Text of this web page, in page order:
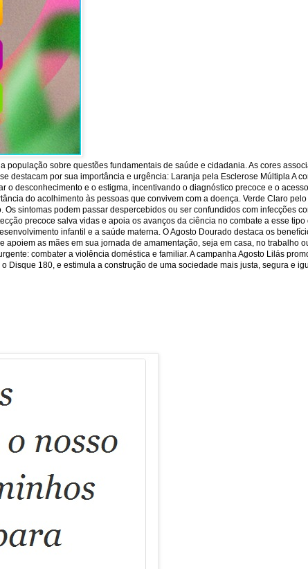
sobre questões fundamentais de saúde e cidadania. As cores
destacam por sua importância e urgência: Laranja pela Esclerose Múltipla A
desconhecimento e o estigma, incentivando o diagnóstico precoce e o
do acolhimento às pessoas que convivem com a doença. Verde Claro
sintomas podem passar despercebidos ou ser confundidos com infecções
precoce salva vidas e apoia os avanços da ciência no combate a esse
infantil e a saúde materna. O Agosto Dourado destaca os
as mães em sua jornada de amamentação, seja em casa, no trabalho
combater a violência doméstica e familiar. A campanha Agosto Lilás
180, e estimula a construção de uma sociedade mais justa, segura e